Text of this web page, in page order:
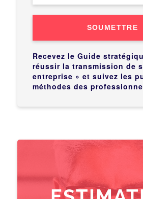
SOUMETTRE
Recevez le Guide
réussir la transmission de
entreprise » et suivez les
méthodes des